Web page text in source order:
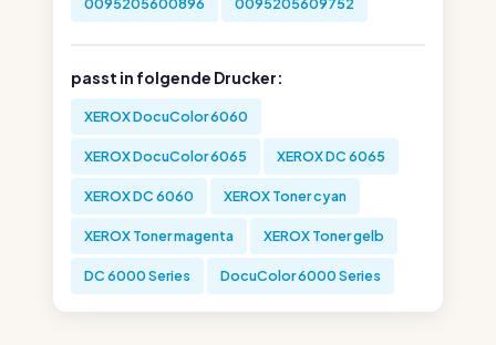
passt in folgende Drucker:
XEROX DocuColor 6060
XEROX DocuColor 6065 XEROX DC 6065
XEROX DC 6060 XEROX Toner cyan
XEROX Toner magenta XEROX Toner gelb
DC 6000 Series DocuColor 6000 Series